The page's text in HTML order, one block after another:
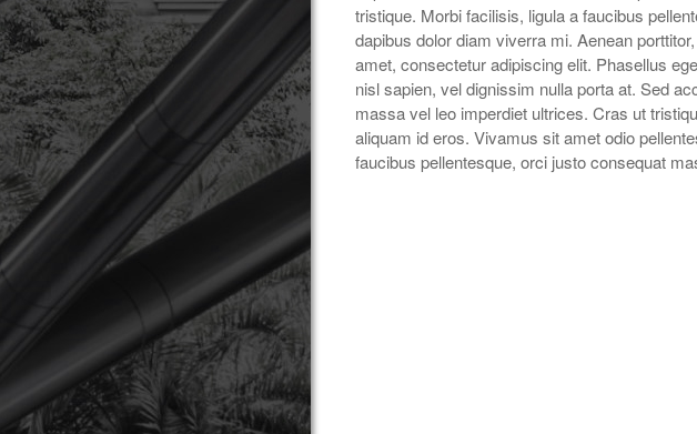
tristique. Morbi facilisis, ligula a faucibus
dapibus dolor diam viverra mi. Aenean
amet, consectetur adipiscing elit. Phasellus
nisl sapien, vel dignissim nulla porta at. Sed
massa vel leo imperdiet ultrices. Cras ut
aliquam id eros. Vivamus sit amet odio
faucibus pellentesque, orci justo consequat